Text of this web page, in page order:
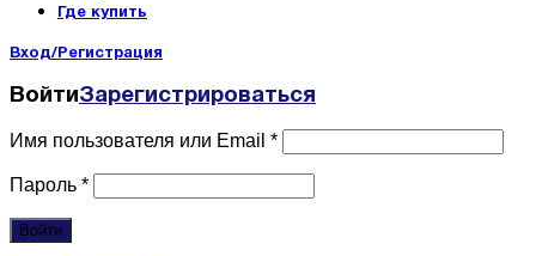
Где купить
Вход/Регистрация
ВойтиЗарегистрироваться
Имя пользователя или Email *
Пароль *
Войти